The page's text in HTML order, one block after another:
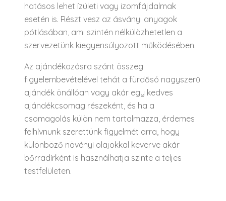
hatásos lehet ízületi vagy izomfájdalmak
esetén is. Részt vesz az ásványi anyagok
pótlásában, ami szintén nélkülözhetetlen a
szervezetünk kiegyensúlyozott működésében.
Az ajándékozásra szánt összeg
figyelembevételével tehát a fürdősó nagyszerű
ajándék önállóan vagy akár egy kedves
ajándékcsomag részeként, és ha a
csomagolás külön nem tartalmazza, érdemes
felhívnunk szerettünk figyelmét arra, hogy
különböző növényi olajokkal keverve akár
bőrradírként is használhatja szinte a teljes
testfelületen.